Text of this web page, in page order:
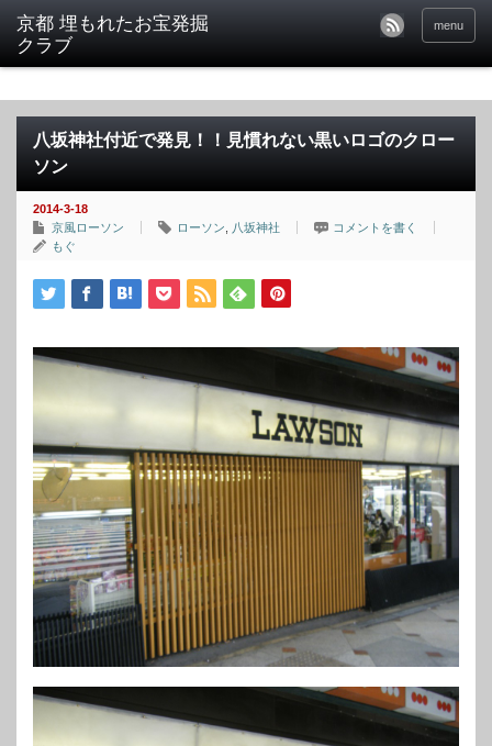
京都 埋もれたお宝発掘
クラブ
menu
八坂神社付近で発見！！見慣れない黒いロゴのクロー
ソン
2014-3-18
京風ローソン
ローソン 八坂神社
コメントを書く
もぐ